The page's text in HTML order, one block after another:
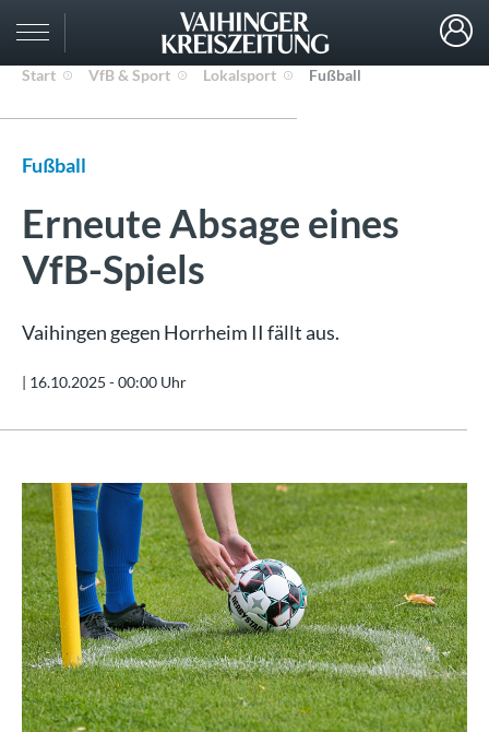
Start VfB & Sport Lokalsport Fußball
Fußball
Erneute Absage eines
VfB-Spiels
Vaihingen gegen Horrheim II fällt aus.
| 16.10.2025 - 00:00 Uhr